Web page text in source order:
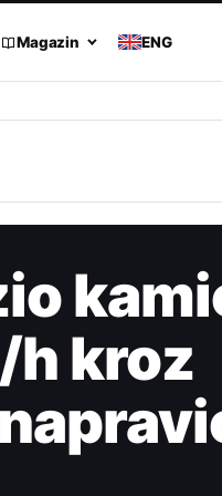
Magazin ENG
h kroz